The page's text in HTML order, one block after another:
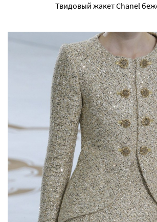
Твидовый жакет Chanel